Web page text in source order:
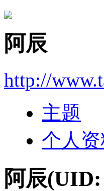
阿辰
http://
主题
个人
阿辰(UID: